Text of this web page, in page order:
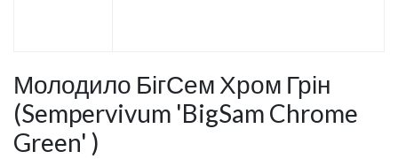
Молодило БігСем Хром Грін
(Sempervivum 'BigSam Chrome
Green' )